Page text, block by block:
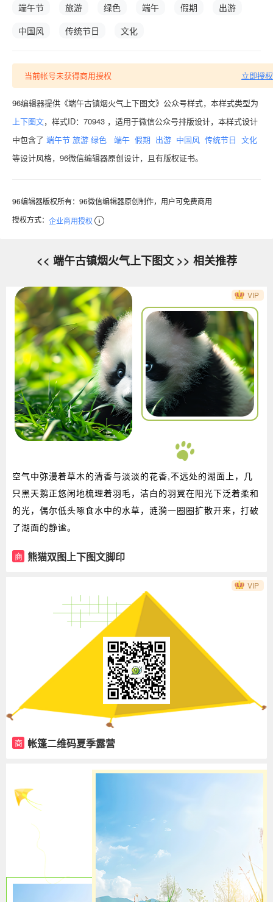
端午节
旅游 绿色 端午 假期
出游
中国风
传统节日 文化
当前帐号未获得商用授权 立即授权
96编辑器提供《端午古镇烟火气上下图文》公众号样式，本样式类型为
上下图文，样式ID：70943 ，适用于微信公众号排版设计，本样式设计
中包含了 端午节 旅游 绿色 端午 假期 出游 中国风 传统节日 文化
等设计风格，96微信编辑器原创设计，且有版权证书。
96编辑器版权所有：96微信编辑器原创制作，用户可免费商用
授权方式： 企业商用授权
<< 端午古镇烟火气上下图文 >> 相关推荐
空气中弥漫着草木的清香与淡淡的花香,不远处的湖面上，几
只黑天鹅正悠闲地梳理着羽毛，洁白的羽翼在阳光下泛着柔和
的光，偶尔低头啄食水中的水草，涟漪一圈圈扩散开来，打破
了湖面的静谧。
商 熊猫双图上下图文脚印
VIP
商 帐篷二维码夏季露营
VIP